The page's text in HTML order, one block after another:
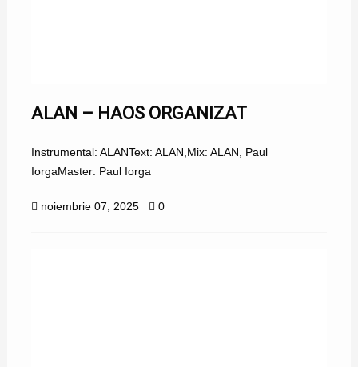
ALAN – HAOS ORGANIZAT
Instrumental: ALANText: ALAN,Mix: ALAN, Paul
IorgaMaster: Paul Iorga
noiembrie 07, 2025 0